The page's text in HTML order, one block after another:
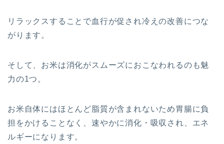
リラックスすることで血行が促され冷えの改善につな
がります。
そして、お米は消化がスムーズにおこなわれるのも魅
力の1つ。
お米自体にはほとんど脂質が含まれないため胃腸に負
担をかけることなく、速やかに消化・吸収され、エネ
ルギーになります。